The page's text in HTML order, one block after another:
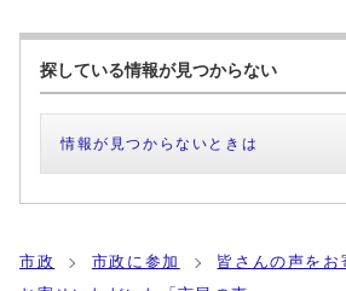
探している情報が見つからない
情報が見つからないときは
市政 市政に参加
皆さんの声をお